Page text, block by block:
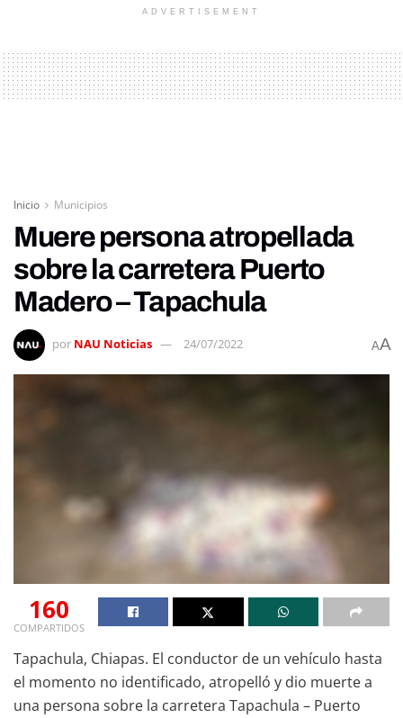
ADVERTISEMENT
Inicio Municipios
Muere persona atropellada
sobre la carretera Puerto
Madero – Tapachula
por NAU Noticias 24/07/2022 AA
160
COMPARTIDOS
Tapachula, Chiapas. El conductor de un vehículo hasta
el momento no identificado, atropelló y dio muerte a
una persona sobre la carretera Tapachula – Puerto